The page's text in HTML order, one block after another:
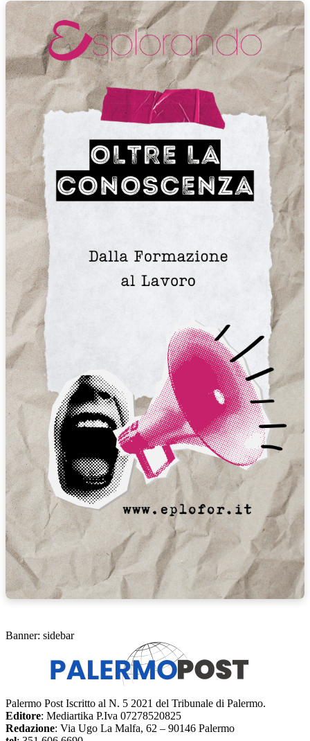
Banner: sidebar
Palermo Post Iscritto al N. 5 2021 del Tribunale di Palermo.
Editore: Mediartika P.Iva 07278520825
Redazione: Via Ugo La Malfa, 62 – 90146 Palermo